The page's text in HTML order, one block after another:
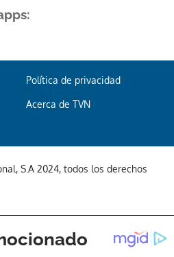
Política de privacidad
Acerca de TVN
S.A 2024, todos los derechos